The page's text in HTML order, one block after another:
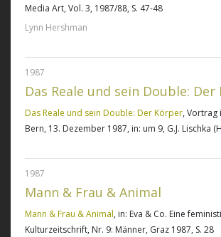
Media Art, Vol. 3, 1987/88, S. 47-48
Lynn Hershman
1987
Das Reale und sein Double:
Das Reale und sein Double: Der Körper, Vortrag
Bern, 13. Dezember 1987, in: um 9, G.J. Lischka
1987
Mann & Frau & Animal
Mann & Frau & Animal, in: Eva & Co. Eine
Kulturzeitschrift, Nr. 9: Männer, Graz 1987, S. 28